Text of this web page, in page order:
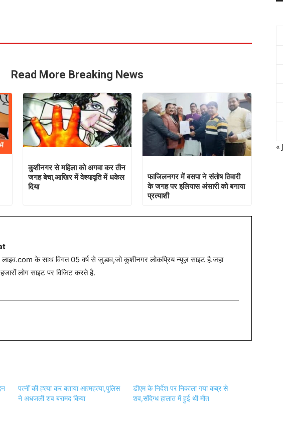
Read More Breaking News
कुशीनगर से महिला को अगवा कर तीन
जगह बेचा,आखिर में वेश्यावृति में धकेल
दिया
फाजिलनगर में बसपा ने संतोष तिवारी
के जगह पर इलियास अंसारी को बनाया
प्रत्याशी
के साथ विगत 05 वर्ष से जुडाव,जो कुशीनगर लोकप्रिय न्यूज़ साइट है.जहा
हजारों लोग साइट पर विजिट करते है.
पत्नीं की ह्त्या कर बताया आत्महत्या,पुलिस
ने अधजली शव बरामद किया
डीएम के निर्देश पर निकाला गया कब्र से
शव,संदिग्ध हालात में हुई थी मौत
«